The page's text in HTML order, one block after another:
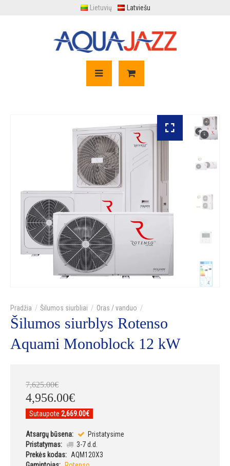
Lietuvių Latviešu
Šilumos siurbliai Oras / vanduo
Šilumos siurblys Rotenso
Aquami Monoblock 12 kW
7,625.00€
4,956.00€
Sutaupote 2,669.00€
Atsargų būsena:
Pristatysime
Pristatymas:
3-7 d.d.
Prekės kodas: AQM120X3